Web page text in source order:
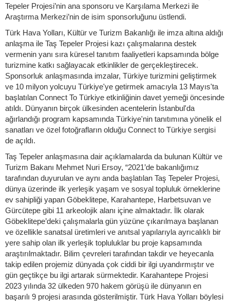
Tepeler Projesi’nin ana sponsoru ve Karşılama Merkezi ile
Araştırma Merkezi’nin de isim sponsorluğunu üstlendi.
Türk Hava Yolları, Kültür ve Turizm Bakanlığı ile imza altına aldığı
anlaşma ile Taş Tepeler Projesi kazı çalışmalarına destek
vermenin yanı sıra küresel tanıtım faaliyetleri kapsamında bölge
turizmine katkı sağlayacak etkinlikler de gerçekleştirecek.
Sponsorluk anlaşmasında imzalar, Türkiye turizmini geliştirmek
ve 10 milyon yolcuyu Türkiye'ye getirmek amacıyla 13 Mayıs'ta
başlatılan Connect To Türkiye etkinliğinin davet yemeği öncesinde
atıldı. Dünyanın birçok ülkesinden acentelerin İstanbul'da
ağırlandığı program kapsamında Türkiye'nin tanıtımına yönelik el
sanatları ve özel fotoğrafların olduğu Connect to Türkiye sergisi
de açıldı.
Taş Tepeler anlaşmasına dair açıklamalarda da bulunan Kültür ve
Turizm Bakanı Mehmet Nuri Ersoy, “2021’de bakanlığımız
tarafından duyurulan ve aynı anda başlatılan Taş Tepeler Projesi,
dünya üzerinde ilk yerleşik yaşam ve sosyal topluluk örneklerine
ev sahipliği yapan Göbeklitepe, Karahantepe, Harbetsuvan ve
Gürcütepe gibi 11 arkeolojik alanı içine almaktadır. İlk olarak
Göbeklitepe’deki çalışmalarla gün yüzüne çıkarılmaya başlanan
ve özellikle sanatsal üretimleri ve anıtsal yapılarıyla ayrıcalıklı bir
yere sahip olan ilk yerleşik topluluklar bu proje kapsamında
araştırılmaktadır. Bilim çevreleri tarafından takdir ve heyecanla
takip edilen projemiz dünyada çok ciddi bir ilgi uyandırmıştır ve
gün geçtikçe bu ilgi artarak sürmektedir. Karahantepe Projesi
2023 yılında 32 ülkeden 970 hakem görüşü ile dünyanın en
başarılı 9 projesi arasında gösterilmiştir. Türk Hava Yolları böylesi